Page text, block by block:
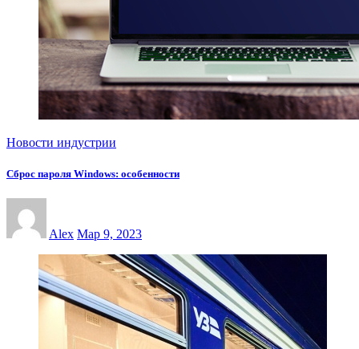
Новости индустрии
Сброс пароля Windows: особенности
Alex Мар 9, 2023